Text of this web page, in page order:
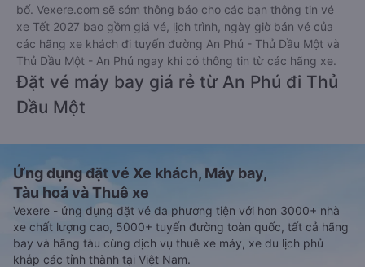
bố. Vexere.com sẽ sớm thông báo cho các bạn thông tin vé
xe Tết 2027 bao gồm giá vé, lịch trình, ngày giờ bán vé của
các hãng xe khách đi tuyến đường An Phú - Thủ Dầu Một và
Thủ Dầu Một - An Phú ngay khi có thông tin từ các hãng xe.
Đặt vé máy bay giá rẻ từ An Phú đi Thủ
Dầu Một
Ứng dụng đặt vé Xe khách, Máy bay,
Tàu hoả và Thuê xe
Vexere - ứng dụng đặt vé đa phương tiện với hơn 3000+ nhà
xe chất lượng cao, 5000+ tuyến đường toàn quốc, tất cả hãng
bay và hãng tàu cùng dịch vụ thuê xe máy, xe du lịch phủ
khắp các tỉnh thành tại Việt Nam.